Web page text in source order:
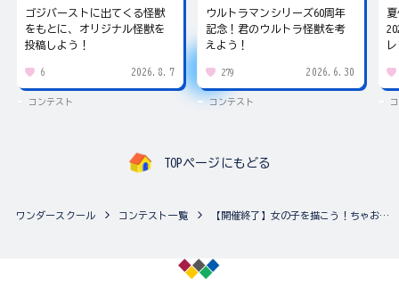
ゴジバーストに出てくる怪獣
をもとに、オリジナル怪獣を
投稿しよう！
6 2026.8.7
コンテスト
ウルトラマンシリーズ60周年
記念！君のウルトラ怪獣を考
えよう！
279 2026.6.30
コンテスト
TOPページにもどる
ワンダースクール コンテスト一覧 【開催終了】女の子を描こう！ちゃおイラストコンテスト♪（複数の作品応募可能！）